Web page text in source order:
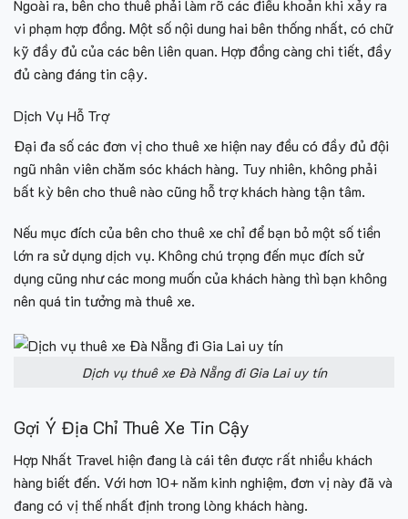
Ngoài ra, bên cho thuê phải làm rõ các điều khoản khi xảy ra
vi phạm hợp đồng. Một số nội dung hai bên thống nhất, có chữ
kỹ đầy đủ của các bên liên quan. Hợp đồng càng chi tiết, đầy
đủ càng đáng tin cậy.
Dịch Vụ Hỗ Trợ
Đại đa số các đơn vị cho thuê xe hiện nay đều có đầy đủ đội
ngũ nhân viên chăm sóc khách hàng. Tuy nhiên, không phải
bất kỳ bên cho thuê nào cũng hỗ trợ khách hàng tận tâm.
Nếu mục đích của bên cho thuê xe chỉ để bạn bỏ một số tiền
lớn ra sử dụng dịch vụ. Không chú trọng đến mục đích sử
dụng cũng như các mong muốn của khách hàng thì bạn không
nên quá tin tưởng mà thuê xe.
Dịch vụ thuê xe Đà Nẵng đi Gia Lai uy tín
Gợi Ý Địa Chỉ Thuê Xe Tin Cậy
Hợp Nhất Travelhiện đang là cái tên được rất nhiều khách
hàng biết đến. Với hơn 10+ năm kinh nghiệm, đơn vị này đã và
đang có vị thế nhất định trong lòng khách hàng.